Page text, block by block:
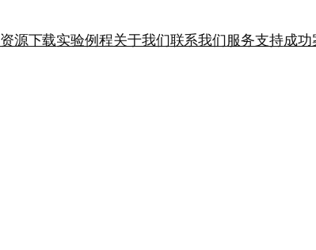
资源下载实验例程关于我们联系我们服务支持成功